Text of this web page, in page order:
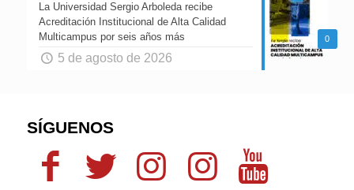
0
La Universidad Sergio Arboleda recibe
Acreditación Institucional de Alta Calidad
Multicampus por seis años más
5 de agosto de 2026
SÍGUENOS